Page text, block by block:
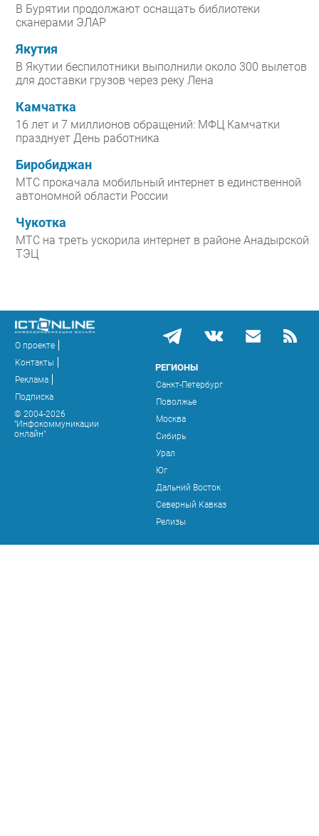
В Бурятии продолжают оснащать библиотеки
сканерами ЭЛАР
Якутия
В Якутии беспилотники выполнили около 300 вылетов
для доставки грузов через реку Лена
Камчатка
16 лет и 7 миллионов обращений: МФЦ Камчатки
празднует День работника
Биробиджан
МТС прокачала мобильный интернет в единственной
автономной области России
Чукотка
МТС на треть ускорила интернет в районе Анадырской
ТЭЦ
О проекте
Контакты
Реклама
Подписка
© 2004-2026
"Инфокоммуникации
онлайн"
РЕГИОНЫ
Санкт-Петербург
Поволжье
Москва
Сибирь
Урал
Юг
Дальний Восток
Северный Кавказ
Релизы